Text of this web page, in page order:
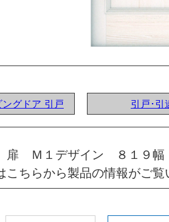
グドア 引戸 引戸･引
扉 Ｍ１デザイン ８１９
ちらから製品の情報がご覧